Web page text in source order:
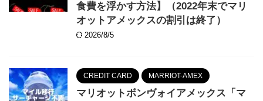
食費を浮かす方法】（2022年末でマリ
オットアメックスの割引は終了）
2026/8/5
CREDIT CARD MARRIOT-AMEX
マリオットボンヴォイアメックス「マ